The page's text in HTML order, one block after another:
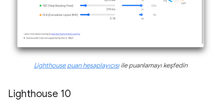
Lighthouse puan hesaplayıcısıile puanlamayı keşfedin
Lighthouse 10